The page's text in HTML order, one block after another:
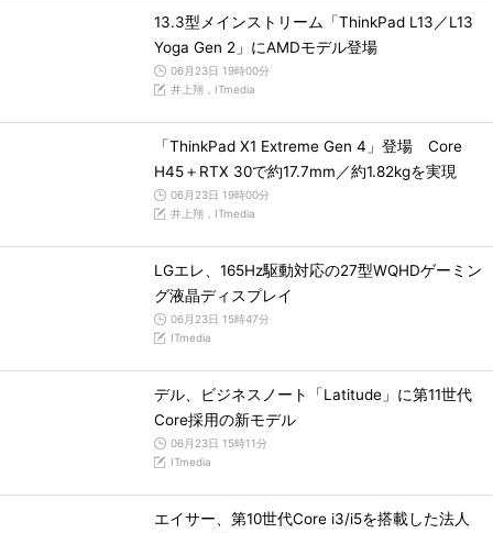
13.3型メインストリーム「ThinkPad L13／L13
Yoga Gen 2」にAMDモデル登場
06月23日 19時00分
井上翔，ITmedia
「ThinkPad X1 Extreme Gen 4」登場 Core
H45＋RTX 30で約17.7mm／約1.82kgを実現
06月23日 19時00分
井上翔，ITmedia
LGエレ、165Hz駆動対応の27型WQHDゲーミン
グ液晶ディスプレイ
06月23日 15時47分
ITmedia
デル、ビジネスノート「Latitude」に第11世代
Core採用の新モデル
06月23日 15時11分
ITmedia
エイサー、第10世代Core i3/i5を搭載した法人